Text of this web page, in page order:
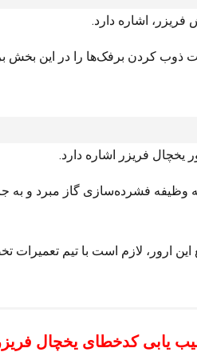
ذوب کردن برفک‌ها را در این بخش
یخچال فریزر اشاره دارد.
فشرده‌سازی گاز مبرد و به
این ارور، لازم است با تیم
یابی کدخطای یخچال